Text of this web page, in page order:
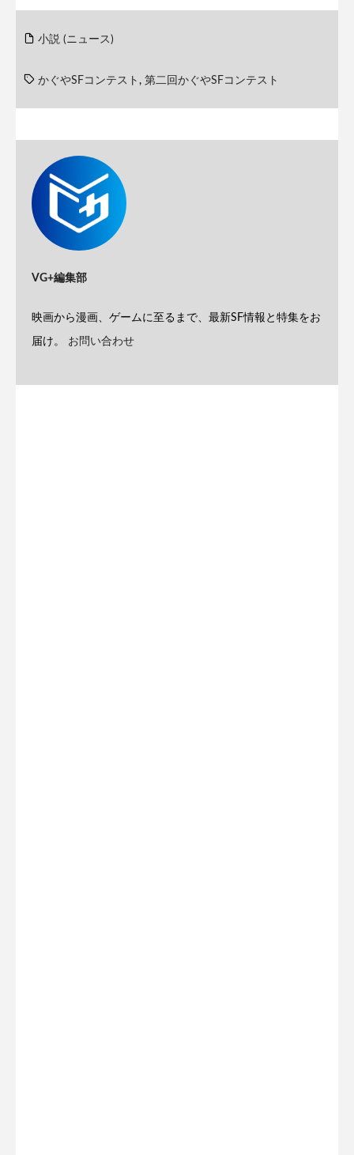
小説 (ニュース)
かぐやSFコンテスト , 第二回かぐやSFコンテスト
VG+編集部
映画から漫画、ゲームに至るまで、最新SF情報と特集をお
届け。 お問い合わせ